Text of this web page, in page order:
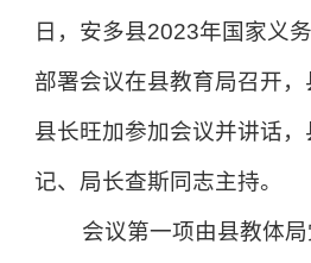
日，安多县2023年国家义
部署会议在县教育局召开，
县长旺加参加会议并讲话
记、局长查斯同志主持。
会议第一项由县教体局